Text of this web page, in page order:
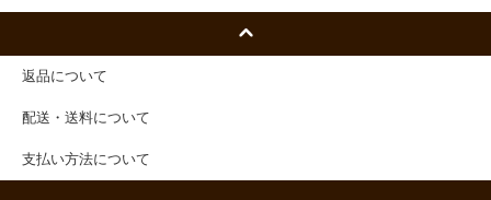
返品について
配送・送料について
支払い方法について